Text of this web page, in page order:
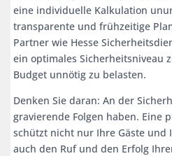
eine individuelle Kalkulation
transparente und frühzeitige
Partner wie Hesse
ein optimales Sicherheitsniveau
Budget unnötig zu belasten.
Denken Sie daran: An der
gravierende Folgen haben. Eine
schützt nicht nur Ihre Gäste und
auch den Ruf und den Erfolg